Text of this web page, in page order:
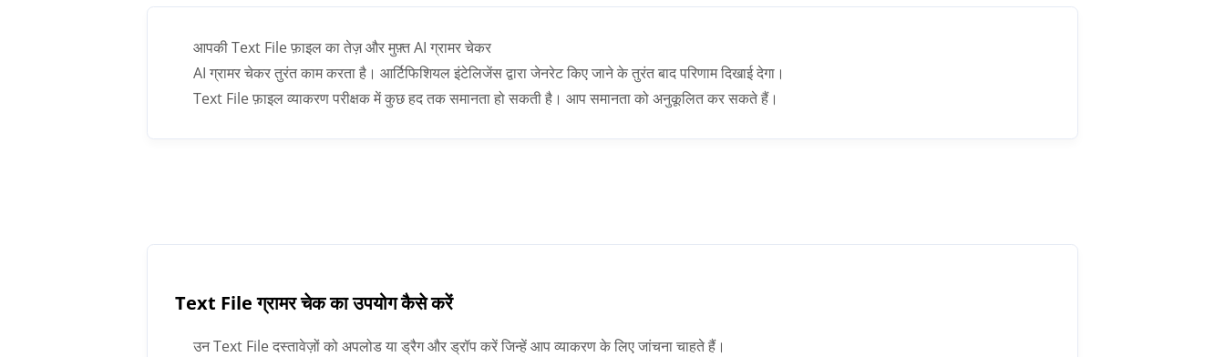
आपकी Text File फ़ाइल का तेज़ और मुफ़्त AI ग्रामर चेकर
AI ग्रामर चेकर तुरंत काम करता है। आर्टिफिशियल इंटेलिजेंस द्वारा जेनरेट किए जाने के तुरंत बाद परिणाम दिखाई देगा।
Text File फ़ाइल व्याकरण परीक्षक में कुछ हद तक समानता हो सकती है। आप समानता को अनुकूलित कर सकते हैं।
Text File ग्रामर चेक का उपयोग कैसे करें
उन Text File दस्तावेज़ों को अपलोड या ड्रैग और ड्रॉप करें जिन्हें आप व्याकरण के लिए जांचना चाहते हैं।